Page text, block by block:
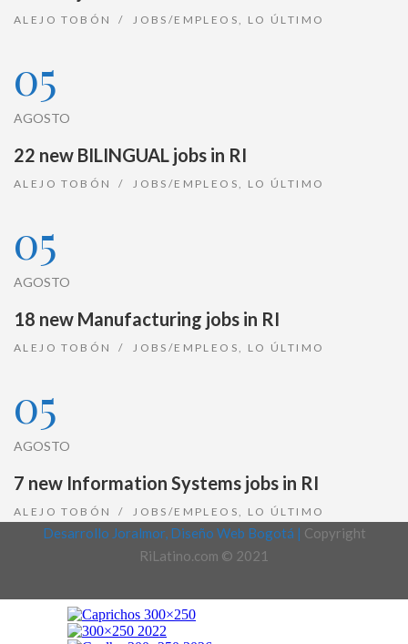
ALEJO TOBÓN JOBS/EMPLEOS, LO ÚLTIMO
05
AGOSTO
22 new BILINGUAL jobs in RI
ALEJO TOBÓN JOBS/EMPLEOS, LO ÚLTIMO
05
AGOSTO
18 new Manufacturing jobs in RI
ALEJO TOBÓN JOBS/EMPLEOS, LO ÚLTIMO
05
AGOSTO
7 new Information Systems jobs in RI
ALEJO TOBÓN JOBS/EMPLEOS, LO ÚLTIMO
Desarrollo Joralmor, Diseño Web Bogotá | Copyright
RiLatino.com © 2021